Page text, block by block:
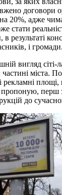
на 20%, адже
стати
в результаті
і громади.
вигляд сіті-
міста.
площі,
перш
до